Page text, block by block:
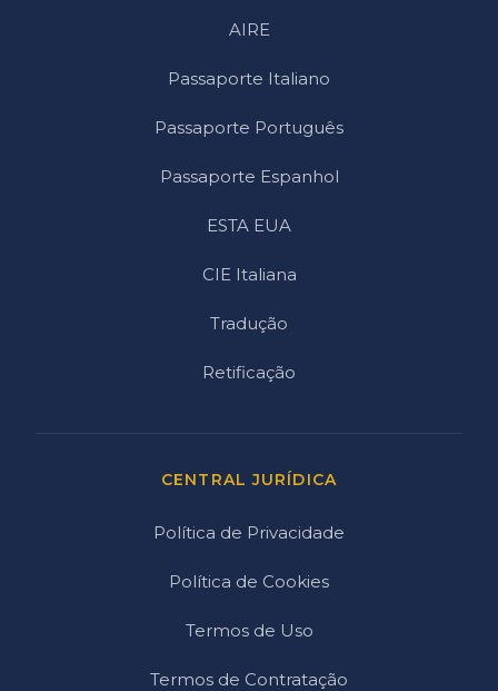
AIRE
Passaporte Italiano
Passaporte Português
Passaporte Espanhol
ESTA EUA
CIE Italiana
Tradução
Retificação
CENTRAL JURÍDICA
Política de Privacidade
Política de Cookies
Termos de Uso
Termos de Contratação